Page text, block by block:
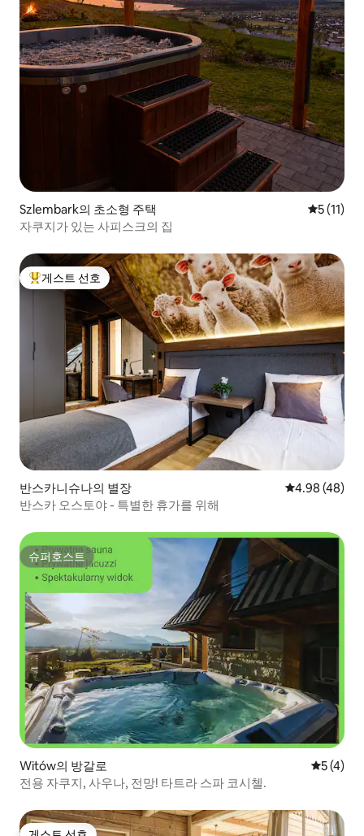
Szlembark의 초소형 주택 평점 5점
5 (11)
자쿠지가 있는 사피스크의 집
상위 게스트 선호
게스트 선호
반스카니슈나의 별장 평점 4.98점(5
4.98 (48)
반스카 오스토야 - 특별한 휴가를 위해
슈퍼호스트
슈퍼호스트
Witów의 방갈로 평점 5점
5 (4)
전용 자쿠지, 사우나, 전망! 타트라 스파 코시첼.